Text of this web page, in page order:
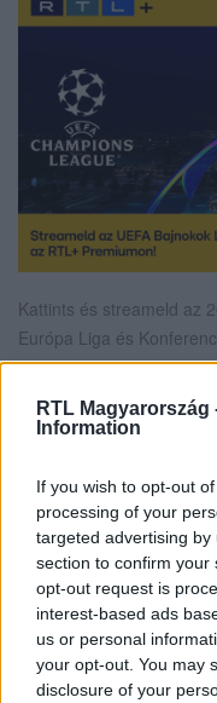
RTL Magyarország
Information
If you wish to opt-out
processing of your
targeted advertising
section to confirm your
opt-out request is
interest-based ads
us or personal
your opt-out. You may
disclosure of your
Kattints és streameld az
Európa Liga és
szeptembertől azRTL+
legyen a